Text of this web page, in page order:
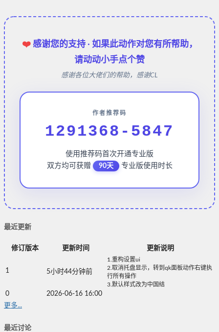
❤️感谢您的支持 · 如果此动作对您有所帮助，
请动动小手点个赞
感谢各位大佬们的帮助，感谢CL
作者推荐码
1291368-5847
使用推荐码首次开通专业版
双方均可获赠
90天 专业版使用时长
最近更新
修订版本 更新时间 更新说明
1 5小时44分钟前
1.重构设置ui
2.取消托盘显示，转到qk面板动作右键执
行所有操作
3.默认样式改为中国结
0
2026-06-16 16:00
更多...
最近讨论